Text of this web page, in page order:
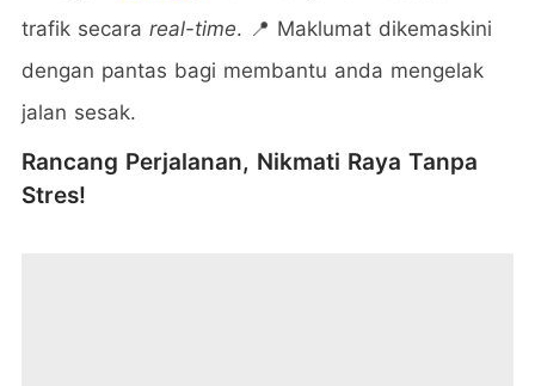
trafik secara real-time. 📍 Maklumat dikemaskini
dengan pantas bagi membantu anda mengelak
jalan sesak.
Rancang Perjalanan, Nikmati Raya Tanpa
Stres!